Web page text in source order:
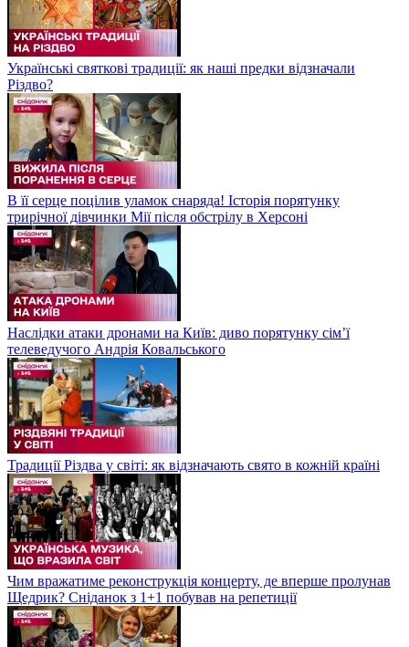
Українські святкові традиції: як наші предки відзначали
Різдво?
В її серце поцілив уламок снаряда! Історія порятунку
трирічної дівчинки Мії після обстрілу в Херсоні
Наслідки атаки дронами на Київ: диво порятунку сім’ї
телеведучого Андрія Ковальського
Традиції Різдва у світі: як відзначають свято в кожній країні
Чим вражатиме реконструкція концерту, де вперше пролунав
Щедрик? Сніданок з 1+1 побував на репетиції